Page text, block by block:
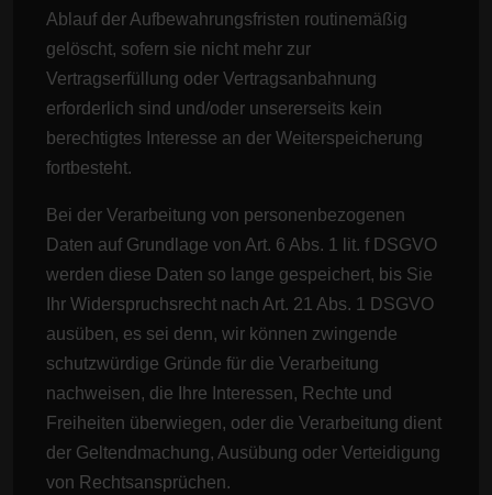
Ablauf der Aufbewahrungsfristen routinemäßig
gelöscht, sofern sie nicht mehr zur
Vertragserfüllung oder Vertragsanbahnung
erforderlich sind und/oder unsererseits kein
berechtigtes Interesse an der Weiterspeicherung
fortbesteht.
Bei der Verarbeitung von personenbezogenen
Daten auf Grundlage von Art. 6 Abs. 1 lit. f DSGVO
werden diese Daten so lange gespeichert, bis Sie
Ihr Widerspruchsrecht nach Art. 21 Abs. 1 DSGVO
ausüben, es sei denn, wir können zwingende
schutzwürdige Gründe für die Verarbeitung
nachweisen, die Ihre Interessen, Rechte und
Freiheiten überwiegen, oder die Verarbeitung dient
der Geltendmachung, Ausübung oder Verteidigung
von Rechtsansprüchen.